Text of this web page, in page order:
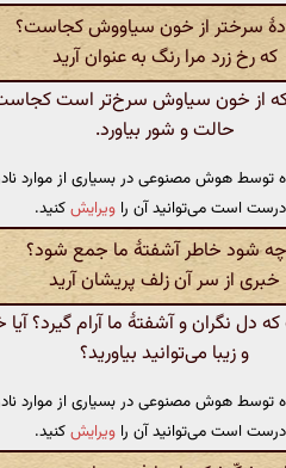
سرختر از خون سیاووش کجاست؟
که رخ زرد مرا رنگ به عنوان آرید
خون سیاوش سرخ‌تر است کجاست؟
حالت و شور بیاورد.
توسط هوش مصنوعی در بسیاری از موارد
است می‌توانید آن را ویرایشکنید.
چه شود خاطر آشفتهٔ ما جمع شود؟
خبری از سر آن زلف پریشان آرید
نگران و آشفتهٔ ما آرام گیرد؟ آیا
و زیبا می‌توانید بیاورید؟
توسط هوش مصنوعی در بسیاری از موارد
است می‌توانید آن را ویرایشکنید.